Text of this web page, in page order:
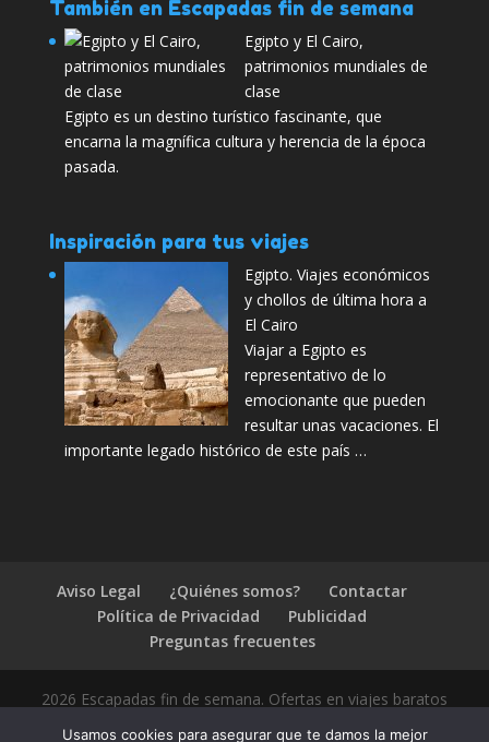
También en Escapadas fin de semana
Egipto y El Cairo,
patrimonios mundiales de
clase
Egipto es un destino turístico fascinante, que
encarna la magnífica cultura y herencia de la época
pasada.
Inspiración para tus viajes
Egipto. Viajes económicos
y chollos de última hora a
El Cairo
Viajar a Egipto es
representativo de lo
emocionante que pueden
resultar unas vacaciones. El
importante legado histórico de este país …
Aviso Legal ¿Quiénes somos?
Contactar
Política de Privacidad
Publicidad
Preguntas frecuentes
2026 Escapadas fin de semana. Ofertas en viajes baratos
Usamos cookies para asegurar que te damos la mejor